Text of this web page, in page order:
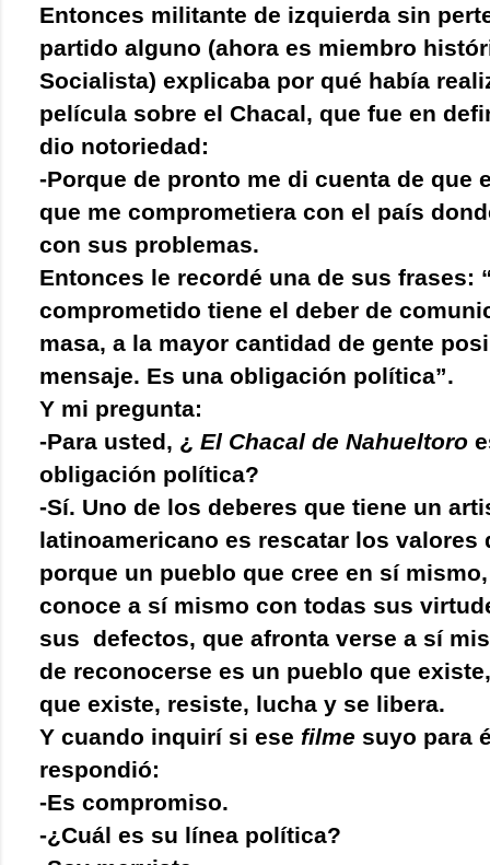
Entonces militante de izquierda sin
partido alguno (ahora es miembro
Socialista) explicaba por qué había
película sobre el Chacal, que fue en
dio notoriedad:
-Porque de pronto me di cuenta de que
que me comprometiera con el país
con sus problemas.
Entonces le recordé una de sus frases:
comprometido tiene el deber de
masa, a la mayor cantidad de gente
mensaje. Es una obligación política”.
Y mi pregunta:
-Para usted, ¿ El Chacal de Nahueltoro
obligación política?
-Sí. Uno de los deberes que tiene un
latinoamericano es rescatar los valores
porque un pueblo que cree en sí
conoce a sí mismo con todas sus
sus defectos, que afronta verse a sí
de reconocerse es un pueblo que
que existe, resiste, lucha y se libera.
Y cuando inquirí si ese filme suyo para
respondió:
-Es compromiso.
-¿Cuál es su línea política?